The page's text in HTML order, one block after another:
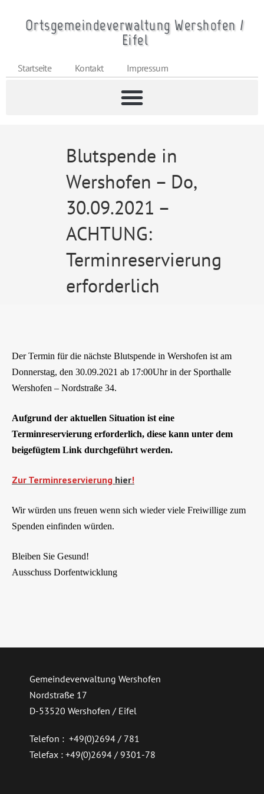
Ortsgemeindeverwaltung Wershofen /
Eifel
Startseite Kontakt Impressum
Blutspende in
Wershofen – Do,
30.09.2021 –
ACHTUNG:
Terminreservierung
erforderlich
Der Termin für die nächste Blutspende in Wershofen ist am
Donnerstag, den 30.09.2021 ab 17:00Uhr in der Sporthalle
Wershofen – Nordstraße 34.
Aufgrund der aktuellen Situation ist eine
Terminreservierung erforderlich, diese kann unter dem
beigefügtem Link durchgeführt werden.
Zur Terminreservierung hier!
Wir würden uns freuen wenn sich wieder viele Freiwillige zum
Spenden einfinden würden.
Bleiben Sie Gesund!
Ausschuss Dorfentwicklung
Gemeindeverwaltung Wershofen
Nordstraße 17
D-53520 Wershofen / Eifel
Telefon : +49(0)2694 / 781
Telefax : +49(0)2694 / 9301-78